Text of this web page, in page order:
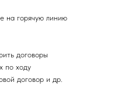
на горячую линию
договоры
по ходу
договор и др.